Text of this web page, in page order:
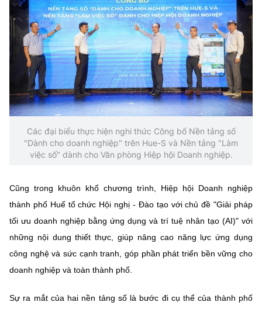
Các đại biểu thực hiện nghi thức Công bố Nền tảng số
"Dành cho doanh nghiệp" trên Hue-S và Nền tảng "Làm
việc số" dành cho Văn phòng Hiệp hội Doanh nghiệp.
Cũng trong khuôn khổ chương trình, Hiệp hội Doanh nghiệp
thành phố Huế tổ chức Hội nghị - Đào tạo với chủ đề "Giải pháp
tối ưu doanh nghiệp bằng ứng dụng và trí tuệ nhân tạo (AI)" với
những nội dung thiết thực, giúp nâng cao năng lực ứng dụng
công nghệ và sức cạnh tranh, góp phần phát triển bền vững cho
doanh nghiệp và toàn thành phố.
Sự ra mắt của hai nền tảng số là bước đi cụ thể của thành phố